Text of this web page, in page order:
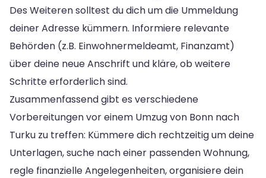
Des Weiteren solltest du dich um die Ummeldung
deiner Adresse kümmern. Informiere relevante
Behörden (z.B. Einwohnermeldeamt, Finanzamt)
über deine neue Anschrift und kläre, ob weitere
Schritte erforderlich sind.
Zusammenfassend gibt es verschiedene
Vorbereitungen vor einem Umzug von Bonn nach
Turku zu treffen: Kümmere dich rechtzeitig um deine
Unterlagen, suche nach einer passenden Wohnung,
regle finanzielle Angelegenheiten, organisiere dein